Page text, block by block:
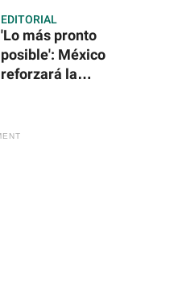
solares en la
Estación Espacial
Internacional
EDITORIAL
'Lo más pronto
posible': México
reforzará la
exportación de